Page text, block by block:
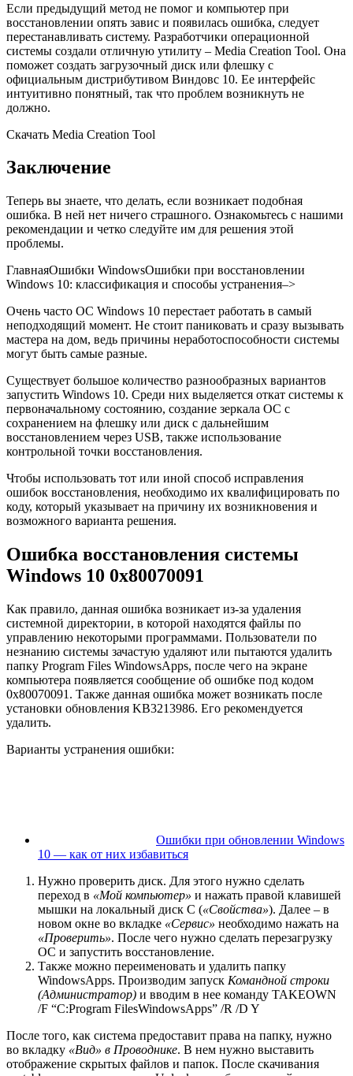
Если предыдущий метод не помог и компьютер при
восстановлении опять завис и появилась ошибка, следует
перестанавливать систему. Разработчики операционной
системы создали отличную утилиту – Media Creation Tool. Она
поможет создать загрузочный диск или флешку с
официальным дистрибутивом Виндовс 10. Ее интерфейс
интуитивно понятный, так что проблем возникнуть не
должно.
Скачать Media Creation Tool
Заключение
Теперь вы знаете, что делать, если возникает подобная
ошибка. В ней нет ничего страшного. Ознакомьтесь с нашими
рекомендации и четко следуйте им для решения этой
проблемы.
ГлавнаяОшибки WindowsОшибки при восстановлении
Windows 10: классификация и способы устранения–>
Очень часто ОС Windows 10 перестает работать в самый
неподходящий момент. Не стоит паниковать и сразу вызывать
мастера на дом, ведь причины неработоспособности системы
могут быть самые разные.
Существует большое количество разнообразных вариантов
запустить Windows 10. Среди них выделяется откат системы к
первоначальному состоянию, создание зеркала ОС с
сохранением на флешку или диск с дальнейшим
восстановлением через USB, также использование
контрольной точки восстановления.
Чтобы использовать тот или иной способ исправления
ошибок восстановления, необходимо их квалифицировать по
коду, который указывает на причину их возникновения и
возможного варианта решения.
Ошибка восстановления системы
Windows 10 0x80070091
Как правило, данная ошибка возникает из-за удаления
системной директории, в которой находятся файлы по
управлению некоторыми программами. Пользователи по
незнанию системы зачастую удаляют или пытаются удалить
папку Program Files WindowsApps, после чего на экране
компьютера появляется сообщение об ошибке под кодом
0x80070091. Также данная ошибка может возникать после
установки обновления KB3213986. Его рекомендуется
удалить.
Варианты устранения ошибки:
Ошибки при обновлении Windows
10 — как от них избавиться
Нужно проверить диск. Для этого нужно сделать
переход в «Мой компьютер» и нажать правой клавишей
мышки на локальный диск С («Свойства»). Далее – в
новом окне во вкладке «Сервис» необходимо нажать на
«Проверить». После чего нужно сделать перезагрузку
ОС и запустить восстановление.
Также можно переименовать и удалить папку
WindowsApps. Производим запуск Командной строки
(Администратор) и вводим в нее команду TAKEOWN
/F “C:Program FilesWindowsApps” /R /D Y
После того, как система предоставит права на папку, нужно
во вкладку «Вид» в Проводнике. В нем нужно выставить
отображение скрытых файлов и папок. После скачивания